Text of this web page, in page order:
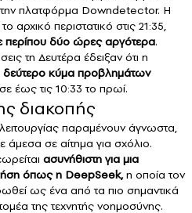
πλατφόρμα Downdetector. Η
αρχικό περιστατικό στις 21:35,
περίπου δύο ώρες αργότερα.
τη Δευτέρα έδειξαν ότι η
δεύτερο κύμα προβλημάτων
έως τις 10:33 το πρωί.
διακοπής
παραμένουν άγνωστα,
άμεσα σε αίτημα για σχόλιο.
ασυνήθιστη για μια
όπως η DeepSeek,η οποία τον
ως ένα από τα πιο σημαντικά
της τεχνητής νοημοσύνης.